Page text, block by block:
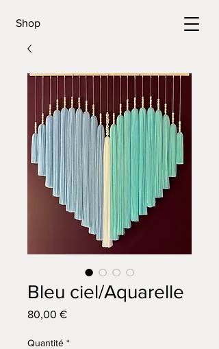
Shop
Bleu ciel/Aquarelle
80,00 €Prix
Quantité *